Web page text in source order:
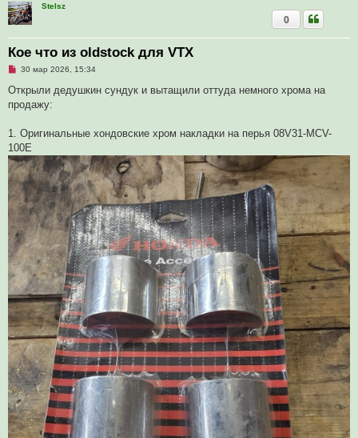
Stelsz
Кое что из oldstock для VTX
0
Н
п
о
т
а
н
н
о
е
с
о
б
щ
е
н
и
е
30 мар 2026, 15:34
Открыли дедушкин сундук и вытащили оттуда немного хрома на
продажу:
1. Оригинальные хондовские хром накладки на перья 08V31-MCV-
100E